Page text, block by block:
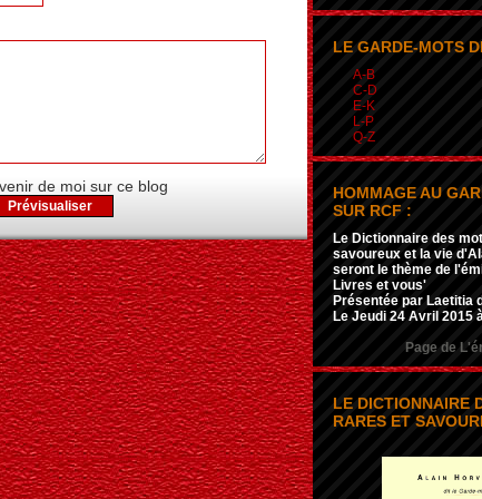
de moi sur ce blog
LE GARDE-MOTS
A-B
C-D
E-K
L-P
Q-Z
HOMMAGE AU
SUR RCF :
Le Dictionnaire des
savoureux et la vie
seront le thème de
Livres et vous'
Présentée par Laetitia
Le Jeudi 24 Avril 2015
Page de
LE DICTIONNAIRE
RARES ET